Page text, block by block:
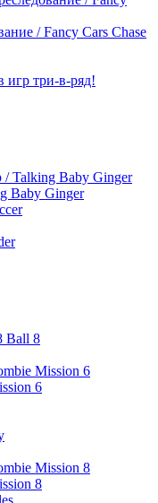
/ Fancy Cars Chase
Baby Ginger
6
8